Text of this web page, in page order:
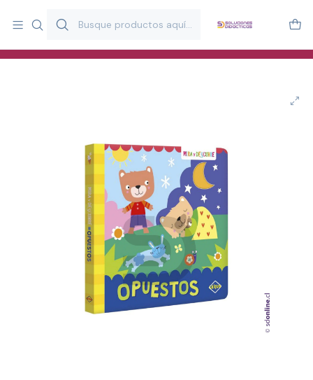
y estimulación infantil en Chile.
Especialistas en recursos educativos para aulas, terapeutas y